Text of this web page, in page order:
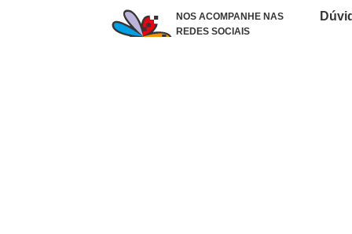
NOS ACOMPANHE NAS
REDES SOCIAIS